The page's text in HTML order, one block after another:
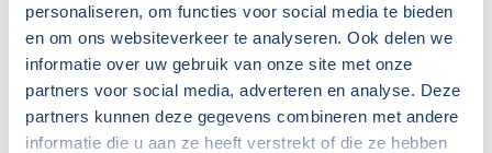
personaliseren, om functies voor social media te bieden
en om ons websiteverkeer te analyseren. Ook delen we
informatie over uw gebruik van onze site met onze
partners voor social media, adverteren en analyse. Deze
partners kunnen deze gegevens combineren met andere
informatie die u aan ze heeft verstrekt of die ze hebben